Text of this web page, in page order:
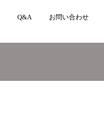
Q&A お問い合わせ